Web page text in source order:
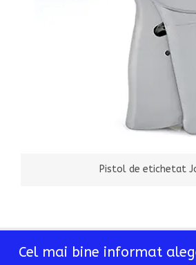
Pistol de etichetat
Cel mai bine informat